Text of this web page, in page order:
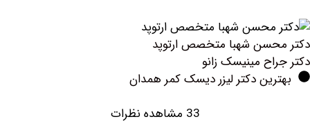
شهبا متخصص ارتوپد
مینیسک زانو
دکتر لیزر دیسک کمر همدان